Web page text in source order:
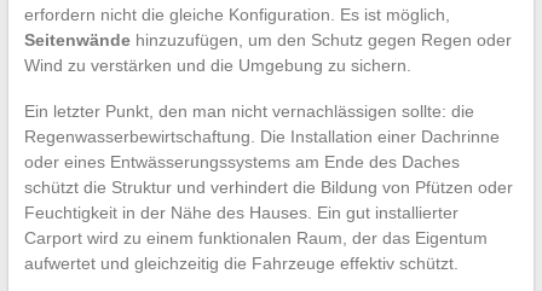
erfordern nicht die gleiche Konfiguration. Es ist möglich,
Seitenwändehinzuzufügen, um den Schutz gegen Regen oder
Wind zu verstärken und die Umgebung zu sichern.
Ein letzter Punkt, den man nicht vernachlässigen sollte: die
Regenwasserbewirtschaftung. Die Installation einer Dachrinne
oder eines Entwässerungssystems am Ende des Daches
schützt die Struktur und verhindert die Bildung von Pfützen oder
Feuchtigkeit in der Nähe des Hauses. Ein gut installierter
Carport wird zu einem funktionalen Raum, der das Eigentum
aufwertet und gleichzeitig die Fahrzeuge effektiv schützt.